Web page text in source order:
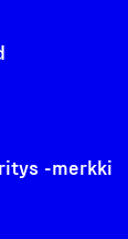
-merkki